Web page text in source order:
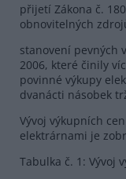
přijetí Zákona č.
obnovitelných
stanovení pevných
2006, které činily
povinné výkupy
dvanácti násobek
Vývoj výkupních
elektrárnami je
Tabulka č. 1: Vývoj